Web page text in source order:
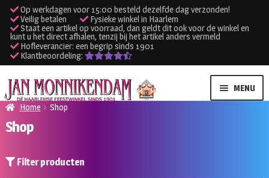
Op werkdagen voor 15:00 besteld dezelfde dag verzonden!
Veilig betalen
Fysieke winkel in Haarlem
Staat een artikel op voorraad, dan geldt dit ook voor de winkel en
kunt u het direct afhalen, tenzij bij het artikel anders vermeld
Hofleverancier: een begrip sinds 1901
Klantbeoordeling:
Ga
door
naar
navigatie
Ga
naar
de
inhoud
MENU
Verhuur apparatuur
Home Shop
Shop
Filter producten